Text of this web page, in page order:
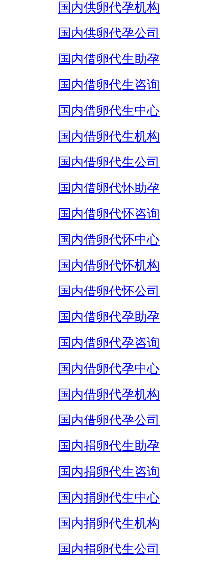
国内供卵代孕机构
国内供卵代孕公司
国内借卵代生助孕
国内借卵代生咨询
国内借卵代生中心
国内借卵代生机构
国内借卵代生公司
国内借卵代怀助孕
国内借卵代怀咨询
国内借卵代怀中心
国内借卵代怀机构
国内借卵代怀公司
国内借卵代孕助孕
国内借卵代孕咨询
国内借卵代孕中心
国内借卵代孕机构
国内借卵代孕公司
国内捐卵代生助孕
国内捐卵代生咨询
国内捐卵代生中心
国内捐卵代生机构
国内捐卵代生公司